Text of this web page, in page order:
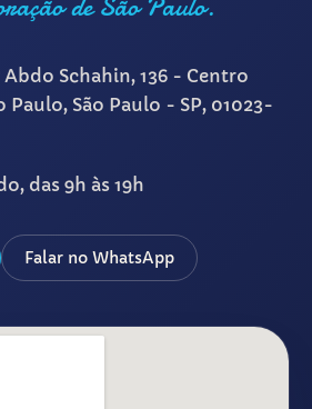
Schahin, 136 - Centro
Paulo, São Paulo - SP, 01023-
das 9h às 19h
Falar no WhatsApp